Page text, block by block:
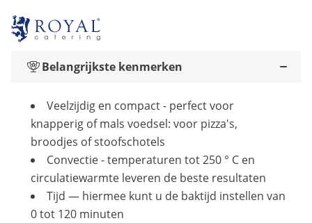
Belangrijkste kenmerken
Veelzijdig en compact - perfect voor
knapperig of mals voedsel: voor pizza's,
broodjes of stoofschotels
Convectie - temperaturen tot 250 ° C en
circulatiewarmte leveren de beste resultaten
Tijd — hiermee kunt u de baktijd instellen van
0 tot 120 minuten